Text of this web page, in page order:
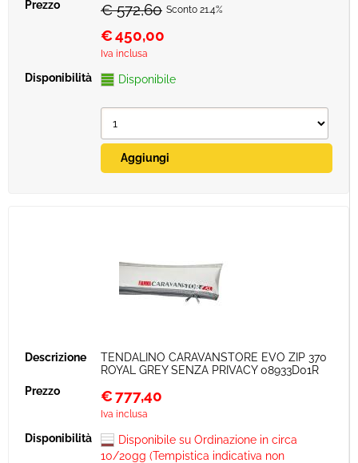
€ 572,60 Sconto 21.4%
€450,00
Iva inclusa
Disponibile
TENDALINO CARAVANSTORE EVO ZIP 370
ROYAL GREY SENZA PRIVACY 08933D01R
€777,40
Iva inclusa
Disponibile su Ordinazione in circa
10/20gg (Tempistica indicativa non